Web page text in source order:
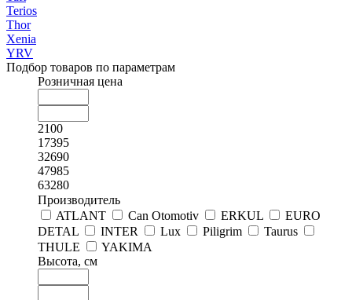
Terios
Thor
Xenia
YRV
Подбор товаров по параметрам
Розничная цена
2100
17395
32690
47985
63280
Производитель
ATLANT
Can Otomotiv ERKUL
EURO
DETAL
INTER Lux Piligrim
Taurus
THULE
YAKIMA
Высота, см